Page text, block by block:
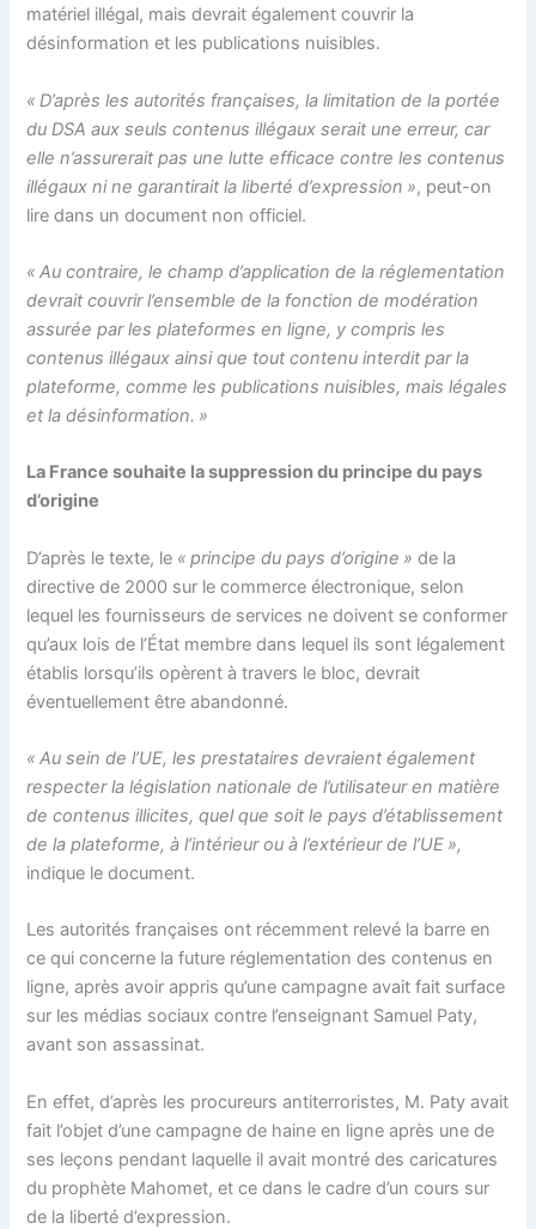
matériel illégal, mais devrait également couvrir la
désinformation et les publications nuisibles.
« D’après les autorités françaises, la limitation de la portée
du DSA aux seuls contenus illégaux serait une erreur, car
elle n’assurerait pas une lutte efficace contre les contenus
illégaux ni ne garantirait la liberté d’expression », peut-on
lire dans un document non officiel.
« Au contraire, le champ d’application de la réglementation
devrait couvrir l’ensemble de la fonction de modération
assurée par les plateformes en ligne, y compris les
contenus illégaux ainsi que tout contenu interdit par la
plateforme, comme les publications nuisibles, mais légales
et la désinformation. »
La France souhaite la suppression du principe du pays
d’origine
D’après le texte, le « principe du pays d’origine » de la
directive de 2000 sur le commerce électronique, selon
lequel les fournisseurs de services ne doivent se conformer
qu’aux lois de l’État membre dans lequel ils sont légalement
établis lorsqu’ils opèrent à travers le bloc, devrait
éventuellement être abandonné.
« Au sein de l’UE, les prestataires devraient également
respecter la législation nationale de l’utilisateur en matière
de contenus illicites, quel que soit le pays d’établissement
de la plateforme, à l’intérieur ou à l’extérieur de l’UE »,
indique le document.
Les autorités françaises ont récemment relevé la barre en
ce qui concerne la future réglementation des contenus en
ligne, après avoir appris qu’une campagne avait fait surface
sur les médias sociaux contre l’enseignant Samuel Paty,
avant son assassinat.
En effet, d’après les procureurs antiterroristes, M. Paty avait
fait l’objet d’une campagne de haine en ligne après une de
ses leçons pendant laquelle il avait montré des caricatures
du prophète Mahomet, et ce dans le cadre d’un cours sur
de la liberté d’expression.